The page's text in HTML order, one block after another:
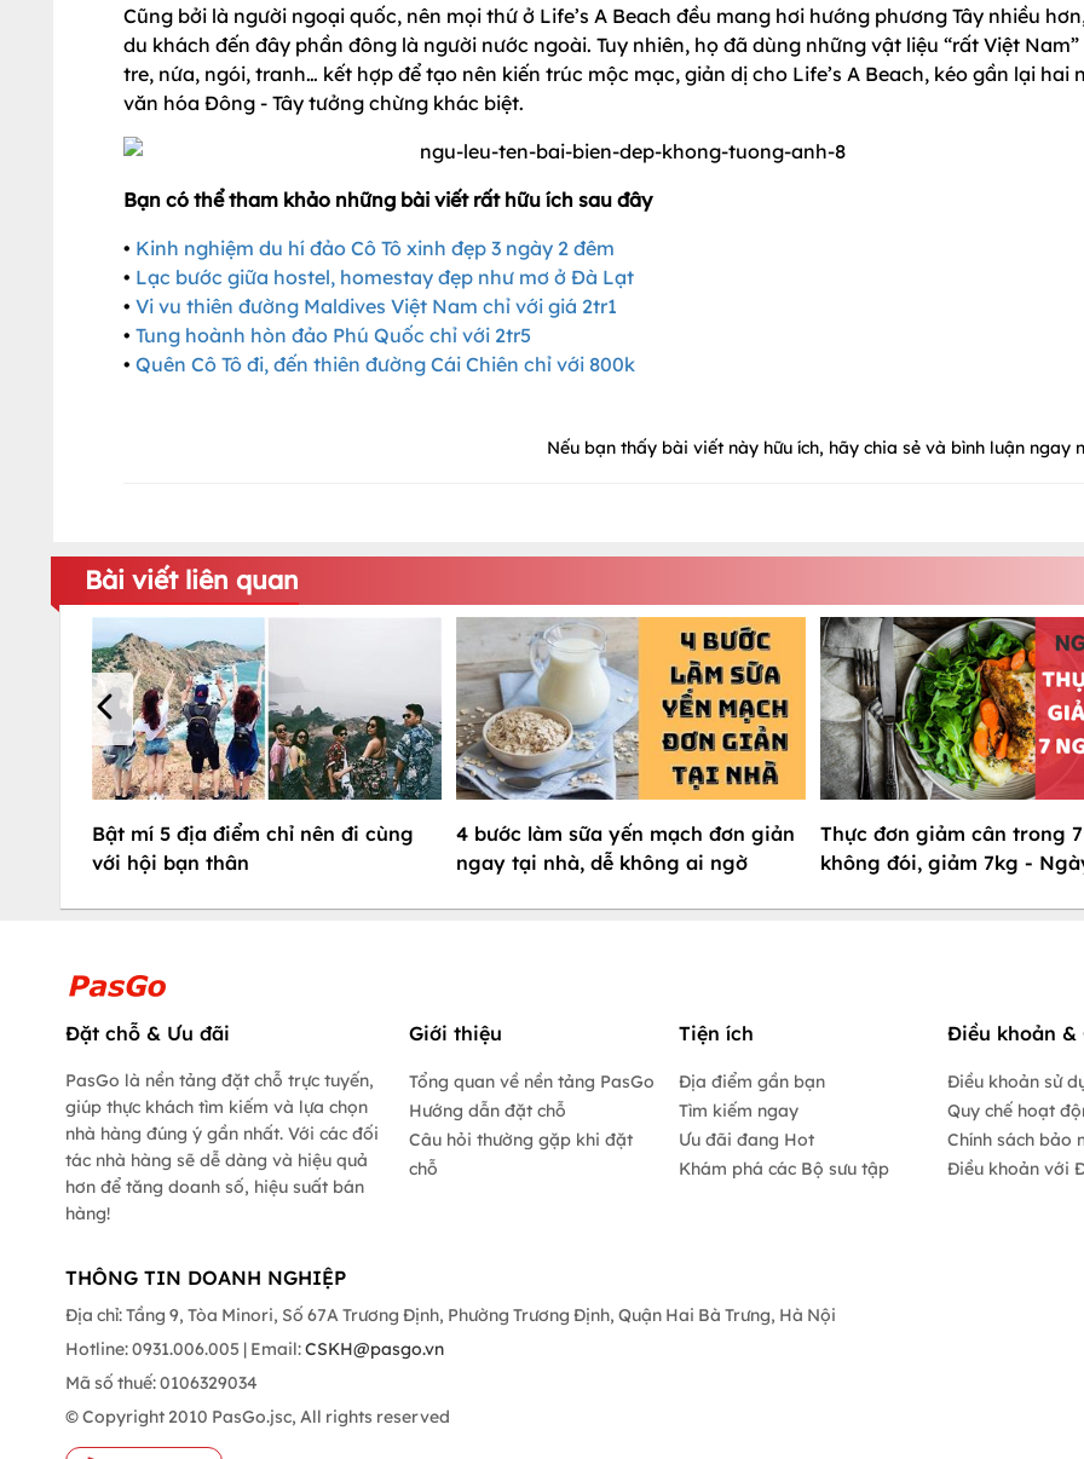
Cũng bởi là người ngoại quốc, nên mọi thứ ở Life’s A Beach đều mang hơi hướng phương Tây nhiều
du khách đến đây phần đông là người nước ngoài. Tuy nhiên, họ đã dùng những vật liệu “rất Việt
tre, nứa, ngói, tranh… kết hợp để tạo nên kiến trúc mộc mạc, giản dị cho Life’s A Beach, kéo gần lại hai
văn hóa Đông - Tây tưởng chừng khác biệt.
Bạn có thể tham khảo những bài viết rất hữu ích sau đây
• Kinh nghiệm du hí đảo Cô Tô xinh đẹp 3 ngày 2 đêm
• Lạc bước giữa hostel, homestay đẹp như mơ ở Đà Lạt
• Vi vu thiên đường Maldives Việt Nam chỉ với giá 2tr1
• Tung hoành hòn đảo Phú Quốc chỉ với 2tr5
• Quên Cô Tô đi, đến thiên đường Cái Chiên chỉ với 800k
Nếu bạn thấy bài viết này hữu ích, hãy chia sẻ và bình luận ngay
Bài viết liên quan
Bật mí 5 địa điểm chỉ nên đi cùng
với hội bạn thân
4 bước làm sữa yến mạch đơn giản
ngay tại nhà, dễ không ai ngờ
Thực đơn giảm cân trong
không đói, giảm 7kg -
Đặt chỗ & Ưu đãi
PasGo là nền tảng đặt chỗ trực tuyến,
giúp thực khách tìm kiếm và lựa chọn
nhà hàng đúng ý gần nhất. Với các đối
tác nhà hàng sẽ dễ dàng và hiệu quả
hơn để tăng doanh số, hiệu suất bán
hàng!
Giới thiệu
Tổng quan về nền tảng PasGo
Hướng dẫn đặt chỗ
Câu hỏi thường gặp khi đặt
chỗ
Tiện ích
Địa điểm gần bạn
Tìm kiếm ngay
Ưu đãi đang Hot
Khám phá các Bộ sưu tập
Điều khoản &
Điều khoản sử
Quy chế hoạt
Chính sách bảo
Điều khoản với
THÔNG TIN DOANH NGHIỆP
Địa chỉ: Tầng 9, Tòa Minori, Số 67A Trương Định, Phường Trương Định, Quận Hai Bà Trưng, Hà Nội
Hotline: 0931.006.005 | Email:CSKH@pasgo.vn
Mã số thuế: 0106329034
© Copyright 2010 PasGo.jsc, All rights reserved